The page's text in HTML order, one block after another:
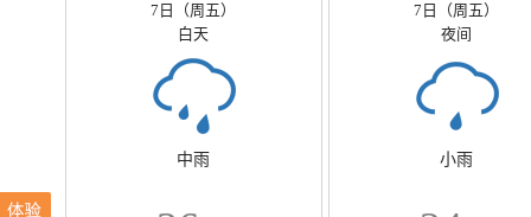
7日（周五）
白天
中雨
7日（周五）
夜间
小雨